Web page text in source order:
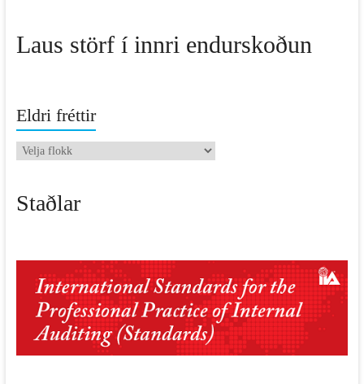
Laus störf í innri endurskoðun
Eldri fréttir
Eldri
Staðlar